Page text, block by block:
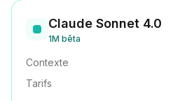
Claude Sonnet 4.0
1M bêta
Contexte
Tarifs